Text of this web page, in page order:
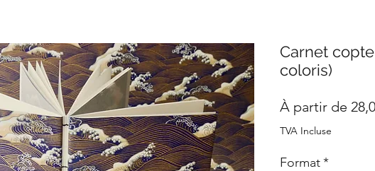
Carnet
coloris)
À partir de
TVA Incluse
Format*